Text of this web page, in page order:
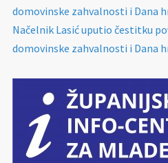
domovinske zahvalnosti i Dana
Načelnik Lasić uputio čestitku
domovinske zahvalnosti i Dana